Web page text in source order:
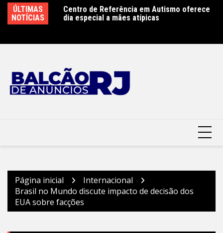
para
ÚLTIMAS
NOTÍCIAS
Centro de Referência em Autismo oferece
dia especial a mães atípicas
Clin moderniza uniformes e reforça cuidado
com a saúde dos garis – Prefeitura
Página inicial
Internacional
Brasil no Mundo discute impacto de decisão dos
EUA sobre facções